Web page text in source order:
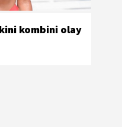
kombini olay